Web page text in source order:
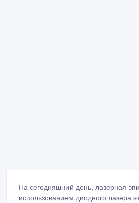
На сегодняшний день, лазерная
использованием диодного лазера